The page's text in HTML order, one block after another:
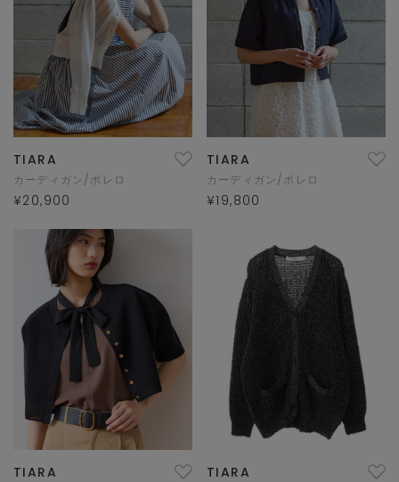
TIARA
カーディガン/ボレロ
¥20,900
TIARA
カーディガン/ボレロ
¥19,800
TIARA TIARA